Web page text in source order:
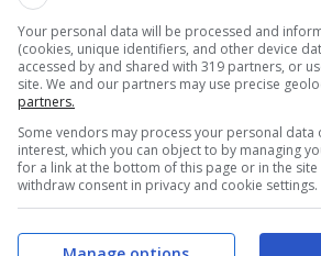
Atalanta-
segui il
formazioni
2017
Diretta
live: le
ufficiali
30 Dicembre
Your personal data will be processed and
(cookies, unique identifiers, and other device
accessed by and shared with 319 partners, or
site. We and our partners may use precise
partners.
Some vendors may process your personal data
interest, which you can object to by managing
for a link at the bottom of this page or in the
withdraw consent in privacy and cookie settings.